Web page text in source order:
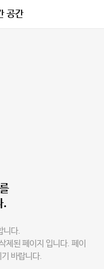
공간
.
니다.
제된 페이지 입니다. 페이
바랍니다.